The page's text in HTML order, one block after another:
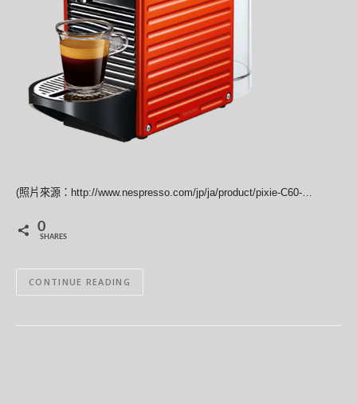
(照片來源：http://www.nespresso.com/jp/ja/product/pixie-C60-…
0
SHARES
CONTINUE READING